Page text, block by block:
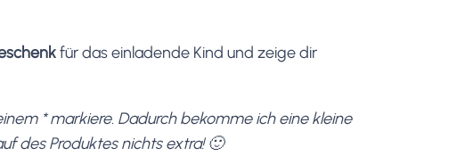
für das einladende Kind und zeige dir
* markiere. Dadurch bekomme ich eine kleine
des Produktes nichts extra! 🙂